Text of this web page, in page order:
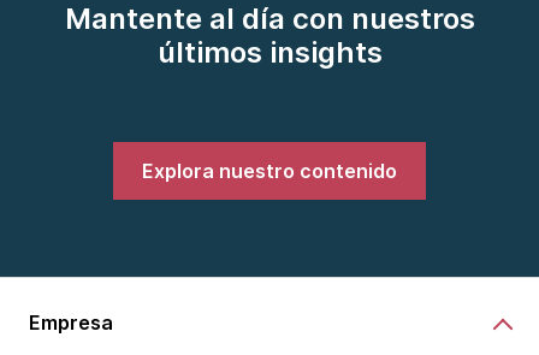
Mantente al día con nuestros
últimos insights
Explora nuestro contenido
Empresa